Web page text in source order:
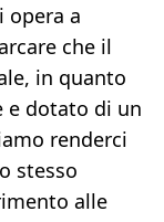
opera a
che il
in quanto
e dotato di un
renderci
stesso
alle